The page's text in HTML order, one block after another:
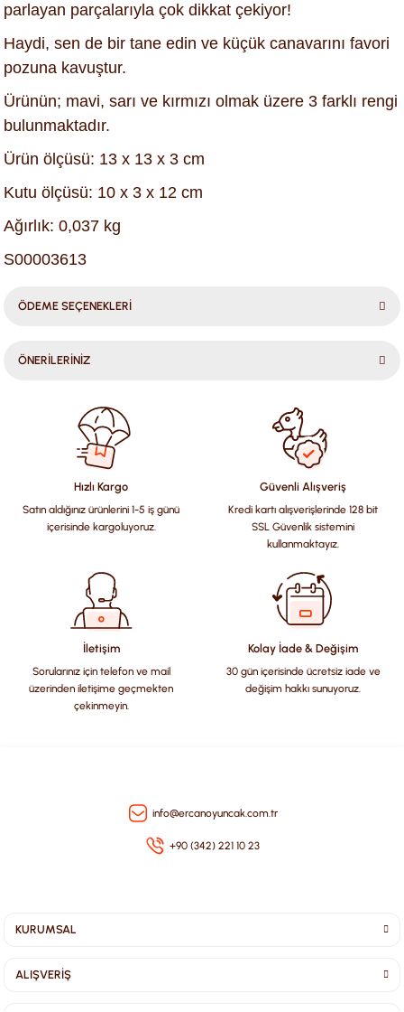
parlayan parçalarıyla çok dikkat çekiyor!
Haydi, sen de bir tane edin ve küçük canavarını favori
pozuna kavuştur.
Ürünün; mavi, sarı ve kırmızı olmak üzere 3 farklı rengi
bulunmaktadır.
Ürün ölçüsü: 13 x 13 x 3 cm
Kutu ölçüsü: 10 x 3 x 12 cm
Ağırlık: 0,037 kg
S00003613
ÖDEME SEÇENEKLERİ
ÖNERİLERİNİZ
konularda yetersiz gördüğünüz noktaları öneri formunu
kullanarak tarafımıza iletebilirsiniz.
Görüş ve önerileriniz için teşekkür ederiz.
Ürün resmi kalitesiz, bozuk veya görüntülenemiyor.
Ürün açıklamasında eksik bilgiler bulunuyor.
Ürün bilgilerinde hatalar bulunuyor.
Ürün fiyatı diğer sitelerden daha pahalı.
Bu ürüne benzer farklı alternatifler olmalı.
Hızlı Kargo
Satın aldığınız ürünlerini 1-5 iş günü
içerisinde kargoluyoruz.
Güvenli Alışveriş
Kredi kartı alışverişlerinde 128 bit
SSL Güvenlik sistemini
kullanmaktayız.
İletişim
Sorularınız için telefon ve mail
üzerinden iletişime geçmekten
çekinmeyin.
Kolay İade & Değişim
30 gün içerisinde ücretsiz iade ve
değişim hakkı sunuyoruz.
info@ercanoyuncak.com.tr
+90 (342) 221 10 23
KURUMSAL
ALIŞVERİŞ